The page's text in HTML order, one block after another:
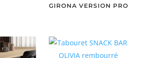
GIRONA VERSION PRO